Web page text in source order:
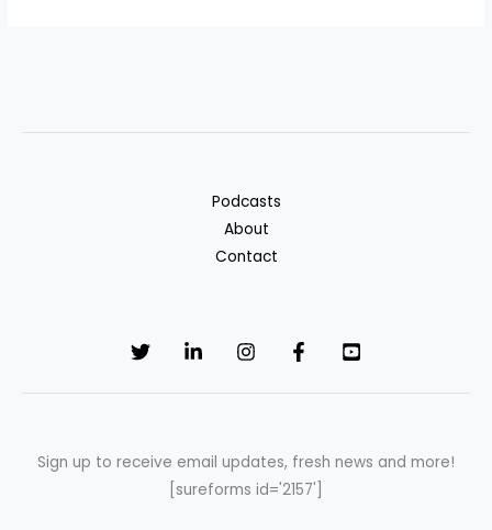
Podcasts
About
Contact
Sign up to receive email updates, fresh news and more!
[sureforms id='2157']